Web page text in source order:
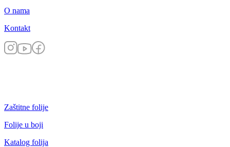
O nama
Kontakt
Zaštitne folije
Folije u boji
Katalog folija